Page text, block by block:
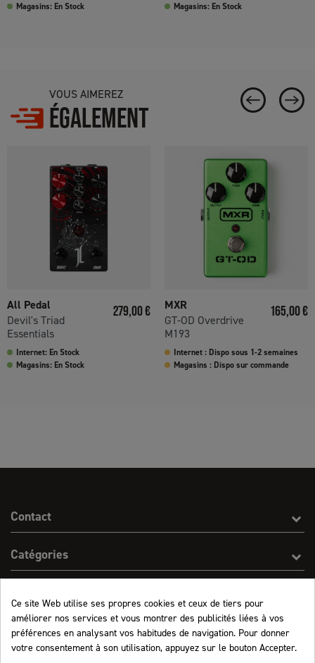
Magasins: En Stock
Magasins: En Stock
VOUS AIMEREZ
ÉGALEMENT
All Pedal
Devil's Triad
Essentials
Prix
279,00 €
Internet: En Stock
Magasins: En Stock
MXR
GT-OD Overdrive
M193
Prix
165,00 €
Internet : Dispo sous 1-2 semaines
Magasins : Dispo sur commande
Contact
Catégories
Informations
Ce site Web utilise ses propres cookies et ceux de tiers pour
améliorer nos services et vous montrer des publicités liées à vos
préférences en analysant vos habitudes de navigation. Pour donner
votre consentement à son utilisation, appuyez sur le bouton Accepter.